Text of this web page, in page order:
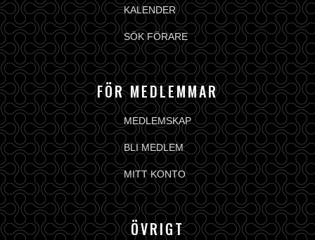
KALENDER
SÖK FÖRARE
FÖR MEDLEMMAR
MEDLEMSKAP
BLI MEDLEM
MITT KONTO
ÖVRIGT